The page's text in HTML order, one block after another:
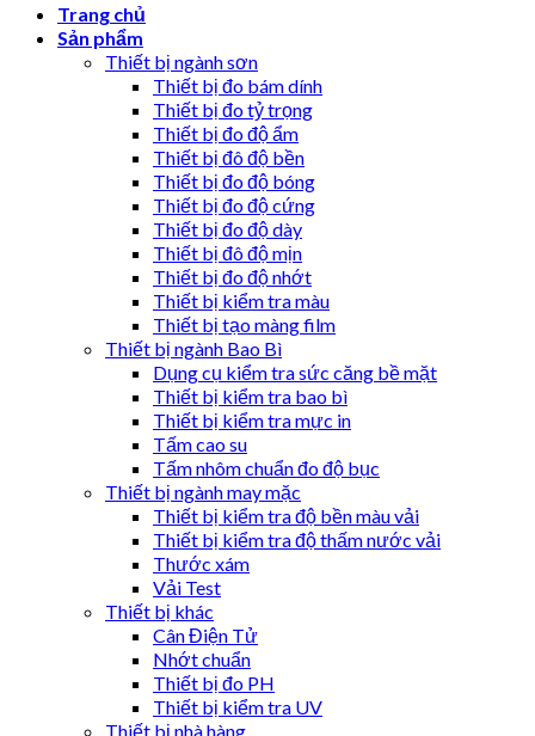
Trang chủ
Sản phẩm
Thiết bị ngành sơn
Thiết bị đo bám dính
Thiết bị đo tỷ trọng
Thiết bị đo độ ẩm
Thiết bị đô độ bền
Thiết bị đo độ bóng
Thiết bị đo độ cứng
Thiết bị đo độ dày
Thiết bị đô độ mịn
Thiết bị đo độ nhớt
Thiết bị kiểm tra màu
Thiết bị tạo màng film
Thiết bị ngành Bao Bì
Dụng cụ kiểm tra sức căng bề mặt
Thiết bị kiểm tra bao bì
Thiết bị kiểm tra mực in
Tấm cao su
Tấm nhôm chuẩn đo độ bục
Thiết bị ngành may mặc
Thiết bị kiểm tra độ bền màu vải
Thiết bị kiểm tra độ thấm nước vải
Thước xám
Vải Test
Thiết bị khác
Cân Điện Tử
Nhớt chuẩn
Thiết bị đo PH
Thiết bị kiểm tra UV
Thiết bị nhà hàng